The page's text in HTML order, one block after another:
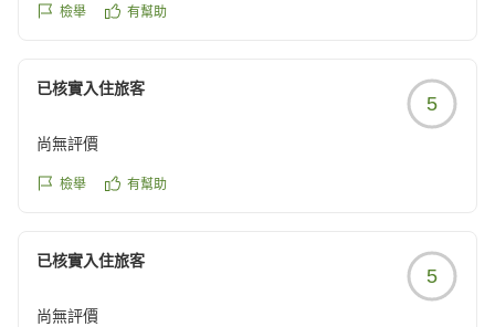
檢舉 有幫助
已核實入住旅客
5
尚無評價
檢舉 有幫助
已核實入住旅客
5
尚無評價